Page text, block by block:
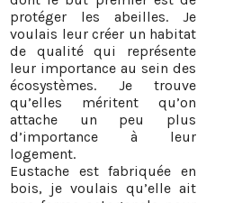
protéger les abeilles. Je
voulais leur créer un habitat
de qualité qui représente
leur importance au sein des
écosystèmes. Je trouve
qu’elles méritent qu’on
attache un peu plus
d’importance à leur
logement.
Eustache est fabriquée en
bois, je voulais qu’elle ait